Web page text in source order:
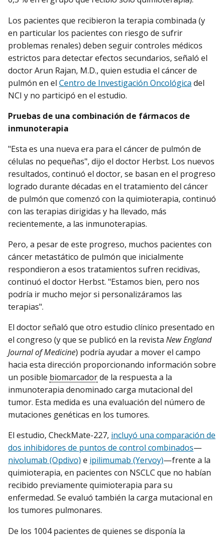
Los pacientes que recibieron la terapia combinada (y
en particular los pacientes con riesgo de sufrir
problemas renales) deben seguir controles médicos
estrictos para detectar efectos secundarios, señaló el
doctor Arun Rajan, M.D., quien estudia el cáncer de
pulmón en el Centro de Investigación Oncológica del
NCI y no participó en el estudio.
Pruebas de una combinación de fármacos de
inmunoterapia
"Esta es una nueva era para el cáncer de pulmón de
células no pequeñas", dijo el doctor Herbst. Los nuevos
resultados, continuó el doctor, se basan en el progreso
logrado durante décadas en el tratamiento del cáncer
de pulmón que comenzó con la quimioterapia, continuó
con las terapias dirigidas y ha llevado, más
recientemente, a las inmunoterapias.
Pero, a pesar de este progreso, muchos pacientes con
cáncer metastático de pulmón que inicialmente
respondieron a esos tratamientos sufren recidivas,
continuó el doctor Herbst. "Estamos bien, pero nos
podría ir mucho mejor si personalizáramos las
terapias".
El doctor señaló que otro estudio clínico presentado en
el congreso (y que se publicó en la revista New England
Journal of Medicine) podría ayudar a mover el campo
hacia esta dirección proporcionando información sobre
un posible biomarcadorde la respuesta a la
inmunoterapia denominado carga mutacional del
tumor. Esta medida es una evaluación del número de
mutaciones genéticas en los tumores.
El estudio, CheckMate-227, incluyó una comparación de
dos inhibidores de puntos de control combinados—
nivolumab (Opdivo) e ipilimumab (Yervoy)—frente a la
quimioterapia, en pacientes con NSCLC que no habían
recibido previamente quimioterapia para su
enfermedad. Se evaluó también la carga mutacional en
los tumores pulmonares.
De los 1004 pacientes de quienes se disponía la